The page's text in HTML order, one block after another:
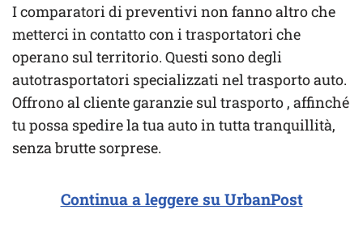
I comparatori di preventivi non fanno altro che
metterci in contatto con i trasportatori che
operano sul territorio. Questi sono degli
autotrasportatori specializzati nel trasporto auto.
Offrono al cliente garanzie sul trasporto , affinché
tu possa spedire la tua auto in tutta tranquillità,
senza brutte sorprese.
Continua a leggere su UrbanPost